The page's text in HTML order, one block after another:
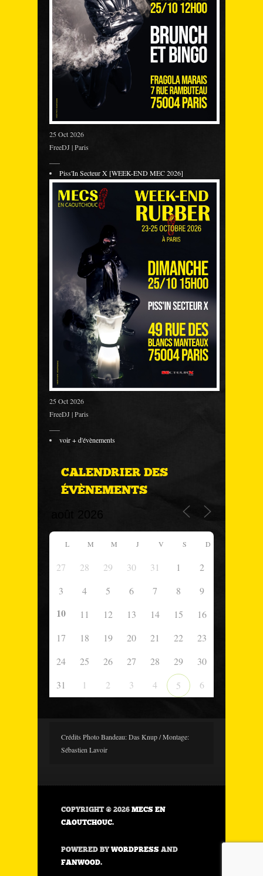
25 Oct 2026
FreeDJ | Paris
Piss'In Secteur X [WEEK-END MEC 2026]
25 Oct 2026
FreeDJ | Paris
voir + d'évènements
CALENDRIER DES
ÉVÈNEMENTS
L M M J V S D
27 28 29 30 31 1
2
3
4 5 6 7 8 9
10 11 12 13 14 15
16
17
18 19 20 21 22
23
24
25 26 27 28 29
30
31
1 2 3 4 5 6
Crédits Photo Bandeau: Das Knup / Montage:
Sébastien Lavoir
COPYRIGHT © 2026 MECS EN
CAOUTCHOUC.
POWERED BYWORDPRESS AND
FANWOOD.